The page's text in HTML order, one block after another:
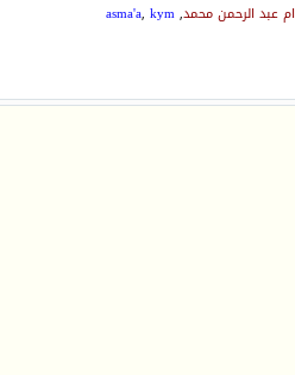
ام عبد الرحمن محمد,
asma'a, kym